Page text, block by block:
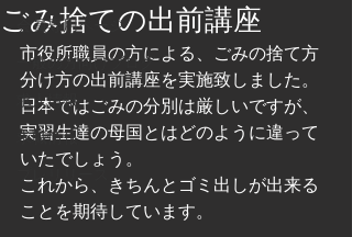
会員専用ページ
一般の方向けブログ
求人情報
求職情報
プレリリース
ごみ捨ての出前講座
市役所職員の方による、ごみの捨て方
分け方の出前講座を実施致しました。
日本ではごみの分別は厳しいですが、
実習生達の母国とはどのように違って
いたでしょう。
これから、きちんとゴミ出しが出来る
ことを期待しています。